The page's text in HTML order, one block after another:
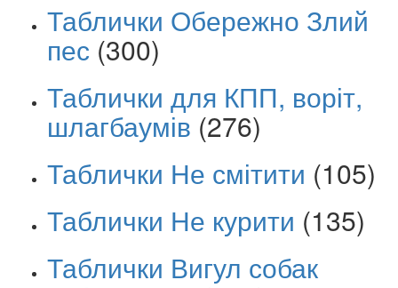
Таблички Обережно Злий
пес (300)
Таблички для КПП, воріт,
шлагбаумів (276)
Таблички Не смітити (105)
Таблички Не курити (135)
Таблички Вигул собак